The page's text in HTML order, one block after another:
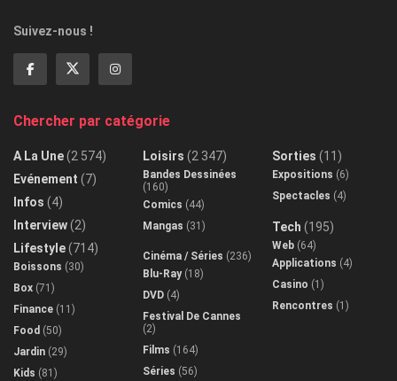
Suivez-nous !
Chercher par catégorie
A La Une(2 574)
Evénement (7)
Infos (4)
Interview(2)
Lifestyle(714)
Boissons (30)
Box (71)
Finance (11)
Food (50)
Jardin (29)
Kids (81)
Loisirs (2 347)
Bandes Dessinées
(160)
Comics (44)
Mangas (31)
Cinéma / Séries (236)
Blu-Ray(18)
DVD (4)
Festival De Cannes
(2)
Films (164)
Séries (56)
Sorties (11)
Expositions (6)
Spectacles (4)
Tech (195)
Web (64)
Applications (4)
Casino (1)
Rencontres (1)